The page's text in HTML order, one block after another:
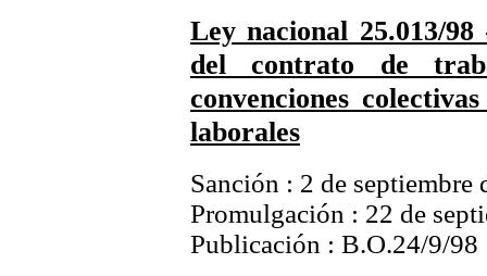
Ley nacional 25.013/
del contrato de
convenciones
laborales
Sanción : 2 de septiembre
Promulgación : 22 de
Publicación : B.O.24/9/98